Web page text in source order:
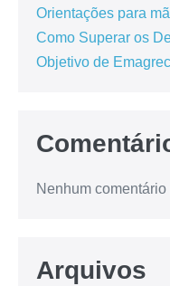
Orientações para
Como Superar os
Objetivo de
Nenhum comentário
Arquivos